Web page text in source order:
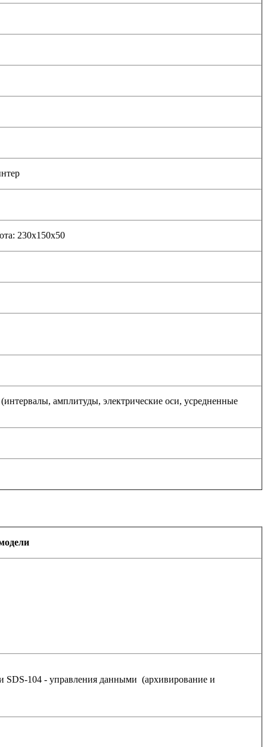
230х150х50
амплитуды, электрические оси, усредненные
104 - управления данными (архивирование и